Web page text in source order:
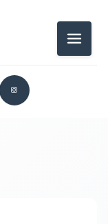
メニュ